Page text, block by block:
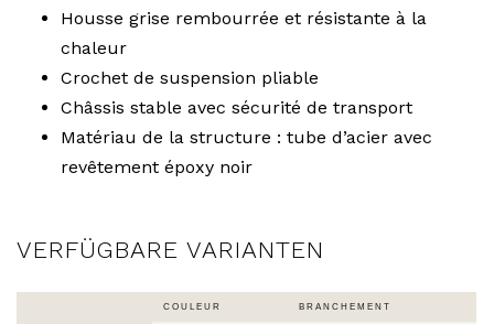
Housse grise rembourrée et résistante à la
chaleur
Crochet de suspension pliable
Châssis stable avec sécurité de transport
Matériau de la structure : tube d’acier avec
revêtement époxy noir
VERFÜGBARE VARIANTEN
COULEUR BRANCHEMENT